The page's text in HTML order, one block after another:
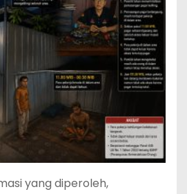
yang diperoleh,